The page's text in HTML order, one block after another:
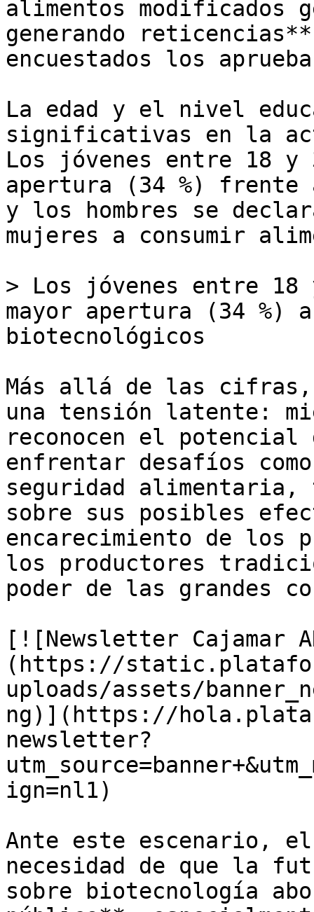
alimentos modificados
generando
encuestados los
La edad y el nivel
significativas en la
Los jóvenes entre 18 y
apertura (34 %) frente
y los hombres se
mujeres a consumir
> Los jóvenes entre 18
mayor apertura (34 %)
biotecnológicos
Más allá de las
una tensión latente:
reconocen el
enfrentar desafíos
seguridad alimentaria,
sobre sus posibles
encarecimiento de los
los productores
poder de las grandes
[![Newsletter Cajamar
(https://
uploads/assets/
ng)](https://
newsletter?
ign=nl1)
Ante este escenario,
necesidad de que la
sobre biotecnología